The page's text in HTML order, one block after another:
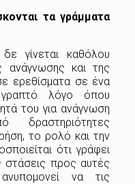
τα γράμματα
γίνεται καθόλου
ανάγνωσης και της
ερεθίσματα σε ένα
λόγο όπου
του για ανάγνωση
το ρολό και την
ότι γράφει
στάσεις προς αυτές
να τις